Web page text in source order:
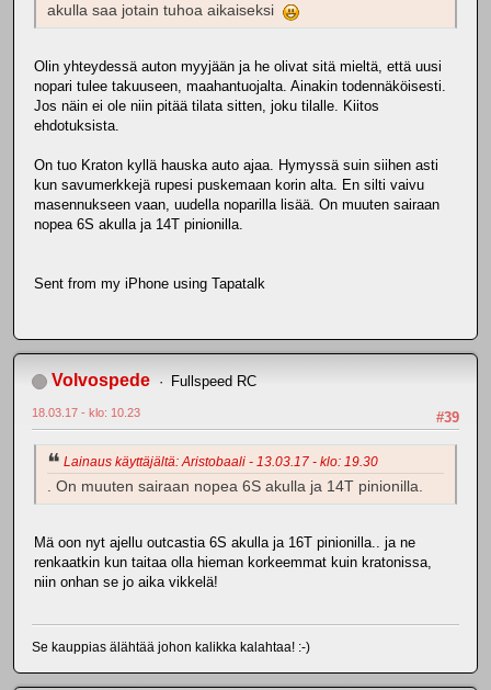
akulla saa jotain tuhoa aikaiseksi
Olin yhteydessä auton myyjään ja he olivat sitä mieltä, että uusi
nopari tulee takuuseen, maahantuojalta. Ainakin todennäköisesti.
Jos näin ei ole niin pitää tilata sitten, joku tilalle. Kiitos
ehdotuksista.
On tuo Kraton kyllä hauska auto ajaa. Hymyssä suin siihen asti
kun savumerkkejä rupesi puskemaan korin alta. En silti vaivu
masennukseen vaan, uudella noparilla lisää. On muuten sairaan
nopea 6S akulla ja 14T pinionilla.
Sent from my iPhone using Tapatalk
Volvospede Fullspeed RC
#39
18.03.17 - klo: 10.23
Lainaus käyttäjältä: Aristobaali - 13.03.17 - klo: 19.30
. On muuten sairaan nopea 6S akulla ja 14T pinionilla.
Mä oon nyt ajellu outcastia 6S akulla ja 16T pinionilla.. ja ne
renkaatkin kun taitaa olla hieman korkeemmat kuin kratonissa,
niin onhan se jo aika vikkelä!
Se kauppias älähtää johon kalikka kalahtaa! :-)